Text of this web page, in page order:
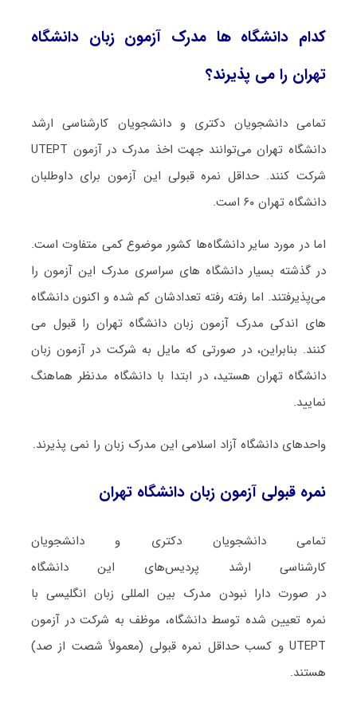
کدام دانشگاه ها مدرک آزمون زبان دانشگاه
تهران را می پذیرند؟
تمامی دانشجویان دکتری و دانشجویان کارشناسی ارشد
دانشگاه تهران می‌توانند جهت اخذ مدرک در آزمون UTEPT
شرکت کنند. حداقل نمره قبولی این آزمون برای داوطلبان
دانشگاه تهران ۶۰ است.
اما در مورد سایر دانشگاه‌ها کشور موضوع کمی متفاوت است.
در گذشته بسیار دانشگاه های سراسری مدرک این آزمون را
می‌پذیرفتند. اما رفته رفته تعدادشان کم شده و اکنون دانشگاه
های اندکی مدرک آزمون زبان دانشگاه تهران را قبول می
کنند. بنابراین، در صورتی که مایل به شرکت در آزمون زبان
دانشگاه تهران هستید، در ابتدا با دانشگاه مدنظر هماهنگ
نمایید.
واحدهای دانشگاه آزاد اسلامی این مدرک زبان را نمی پذیرند.
نمره قبولی آزمون زبان دانشگاه تهران
تمامی دانشجویان دکتری و دانشجویان
کارشناسی ارشد پردیس‌های این دانشگاه
در صورت دارا نبودن مدرک بین المللی زبان انگلیسی با
نمره تعیین شده توسط دانشگاه، موظف به شرکت در آزمون
UTEPT و کسب حداقل نمره قبولی (معمولاً شصت از صد)
هستند.